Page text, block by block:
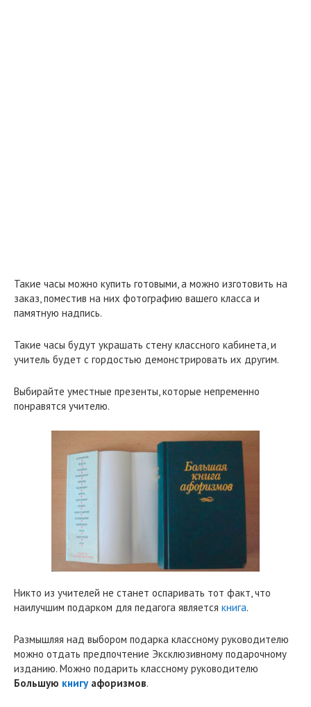
Такие часы можно купить готовыми, а можно изготовить на
заказ, поместив на них фотографию вашего класса и
памятную надпись.
Такие часы будут украшать стену классного кабинета, и
учитель будет с гордостью демонстрировать их другим.
Выбирайте уместные презенты, которые непременно
понравятся учителю.
Никто из учителей не станет оспаривать тот факт, что
наилучшим подарком для педагога является книга.
Размышляя над выбором подарка классному руководителю
можно отдать предпочтение Эксклюзивному подарочному
изданию. Можно подарить классному руководителю
Большую книгу афоризмов.